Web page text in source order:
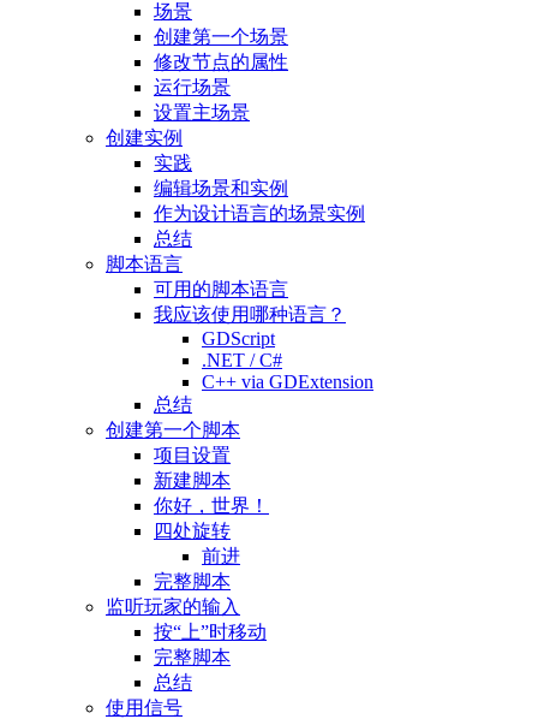
场景
创建第一个场景
修改节点的属性
运行场景
设置主场景
创建实例
实践
编辑场景和实例
作为设计语言的场景实例
总结
脚本语言
可用的脚本语言
我应该使用哪种语言？
GDScript
.NET / C#
C++ via GDExtension
总结
创建第一个脚本
项目设置
新建脚本
你好，世界！
四处旋转
前进
完整脚本
监听玩家的输入
按“上”时移动
完整脚本
总结
使用信号